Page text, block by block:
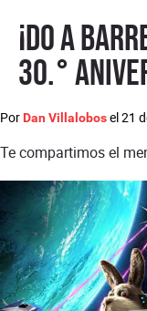
¡Do a
30.°
Por Dan Villalobosel21
Te compartimos el